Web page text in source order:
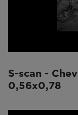
S-scan -
0,56x0,78